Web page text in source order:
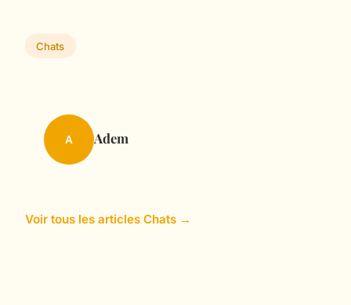
Chats
A Adem
Voir tous les articles Chats →